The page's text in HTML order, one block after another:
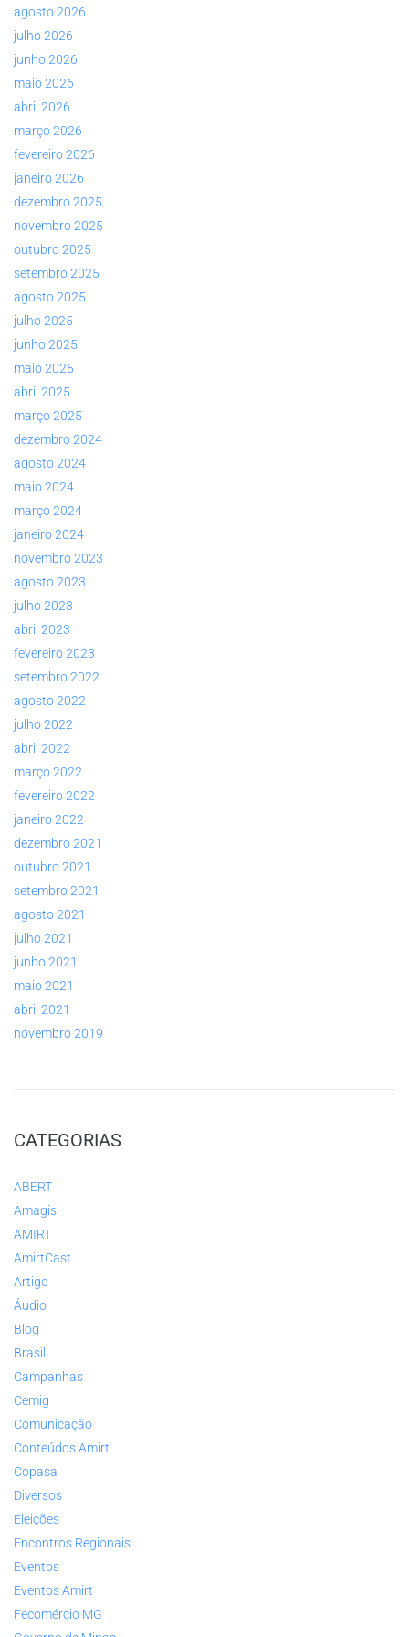
agosto 2026
julho 2026
junho 2026
maio 2026
abril 2026
março 2026
fevereiro 2026
janeiro 2026
dezembro 2025
novembro 2025
outubro 2025
setembro 2025
agosto 2025
julho 2025
junho 2025
maio 2025
abril 2025
março 2025
dezembro 2024
agosto 2024
maio 2024
março 2024
janeiro 2024
novembro 2023
agosto 2023
julho 2023
abril 2023
fevereiro 2023
setembro 2022
agosto 2022
julho 2022
abril 2022
março 2022
fevereiro 2022
janeiro 2022
dezembro 2021
outubro 2021
setembro 2021
agosto 2021
julho 2021
junho 2021
maio 2021
abril 2021
novembro 2019
CATEGORIAS
ABERT
Amagis
AMIRT
AmirtCast
Artigo
Áudio
Blog
Brasil
Campanhas
Cemig
Comunicação
Conteúdos Amirt
Copasa
Diversos
Eleições
Encontros Regionais
Eventos
Eventos Amirt
Fecomércio MG